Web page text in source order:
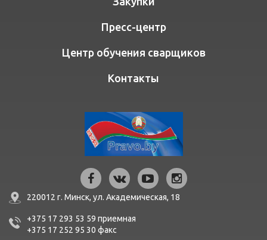
Пресс-центр
Центр обучения сварщиков
Контакты
220012 г. Минск, ул. Академическая, 18
+375 17 293 53 59 приемная
+375 17 252 95 30 факc